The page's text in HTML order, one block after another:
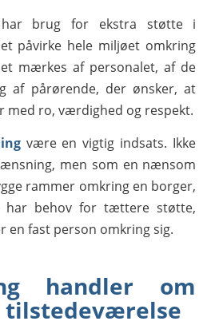
brug for ekstra støtte i
påvirke hele miljøet omkring
mærkes af personalet, af de
af pårørende, der ønsker, at
med ro, værdighed og respekt.
være en vigtig indsats. Ikke
men som en nænsom
rammer omkring en borger,
har behov for tættere støtte,
en fast person omkring sig.
handler om
tilstedeværelse